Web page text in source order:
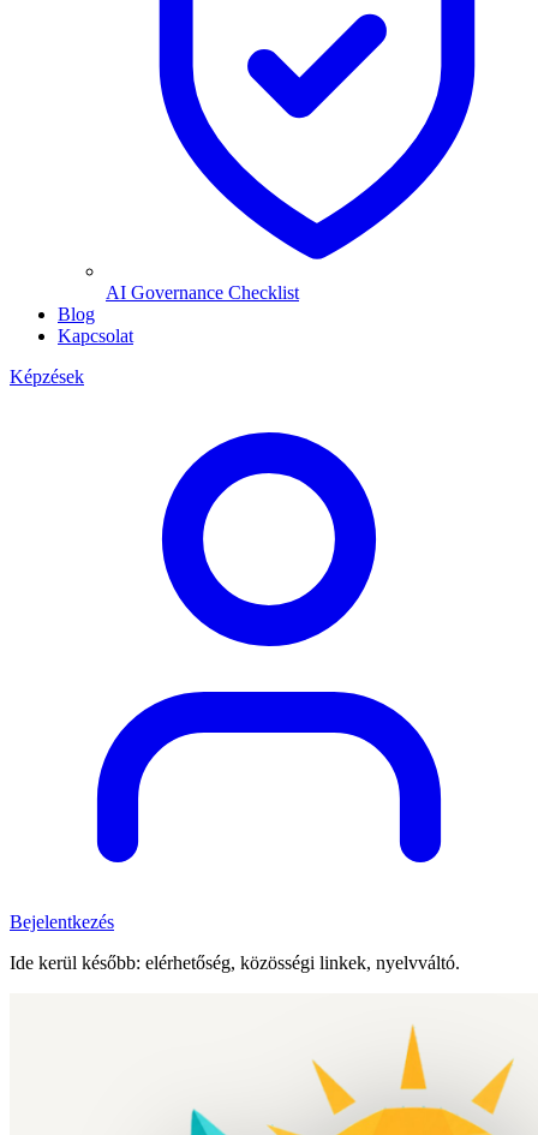
AI Governance Checklist
Blog
Kapcsolat
Képzések
Bejelentkezés
Ide kerül később: elérhetőség, közösségi linkek, nyelvváltó.